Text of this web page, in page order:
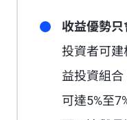
收益優勢只
投資者可
益投資組
可達5%至